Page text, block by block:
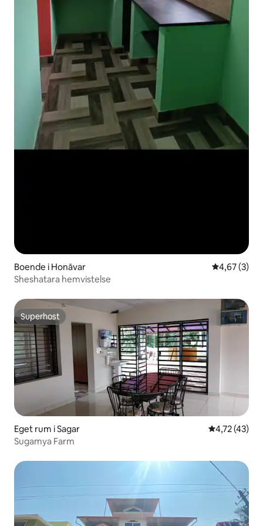
Boende i Honāvar 4,67 av 5 i
4,67 (3)
Sheshatara hemvistelse
Superhost
Superhost
Eget rum i Sagar 4,72 av 5 i
4,72 (43)
Sugamya Farm